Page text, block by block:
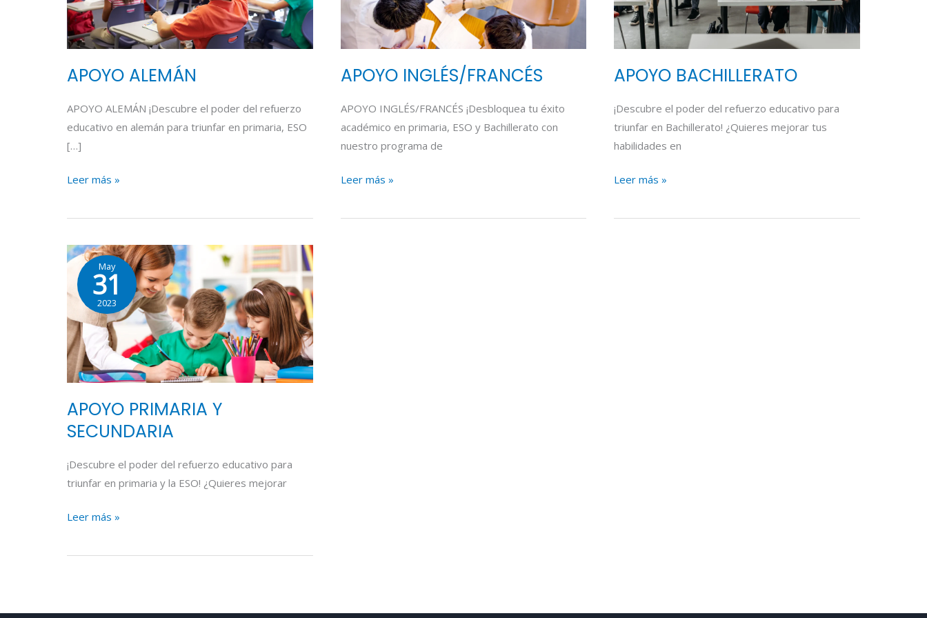
APOYO ALEMÁN
APOYO ALEMÁN ¡Descubre el poder del refuerzo
educativo en alemán para triunfar en primaria, ESO
[…]
Leer más »
APOYO INGLÉS/FRANCÉS
APOYO INGLÉS/FRANCÉS ¡Desbloquea tu éxito
académico en primaria, ESO y Bachillerato con
nuestro programa de
Leer más »
APOYO BACHILLERATO
¡Descubre el poder del refuerzo educativo para
triunfar en Bachillerato! ¿Quieres mejorar tus
habilidades en
Leer más »
May
31
2023
APOYO PRIMARIA Y
SECUNDARIA
¡Descubre el poder del refuerzo educativo para
triunfar en primaria y la ESO! ¿Quieres mejorar
APOYO
PRIMARIA
Y
SECUNDARIA
Leer más »